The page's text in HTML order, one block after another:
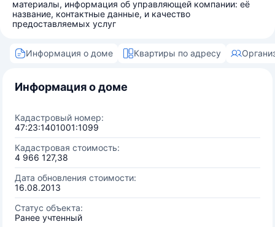
материалы, информация об управляющей компании: её
название, контактные данные, и качество
предоставляемых услуг
Информация о доме Квартиры по адресу
Информация о доме
Кадастровый номер:
47:23:1401001:1099
Кадастровая стоимость:
4 966 127,38
Дата обновления стоимости:
16.08.2013
Статус объекта:
Ранее учтенный